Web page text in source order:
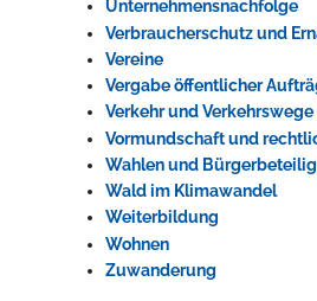
Unternehmensnachfolge
Verbraucherschutz und
Vereine
Vergabe öffentlicher
Verkehr und Verkehrswege
Vormundschaft und
Wahlen und
Wald im Klimawandel
Weiterbildung
Wohnen
Zuwanderung